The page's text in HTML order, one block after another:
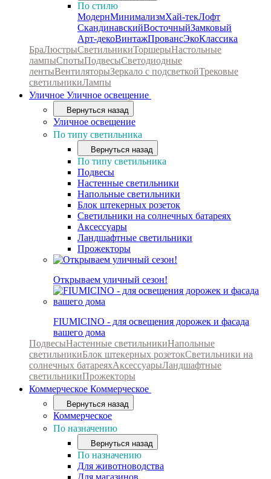
По стилю
МодернМинимализмХай-текЛофт
СкандинавскийВосточныйЗамковый
Арт-декоВинтажПровансЭкоКлассика
БраЛюстрыСветильникиТоршерыНастольные
лампыСпотыПодвесыСветодиодные
лентыВентиляторыЗеркало с подсветкойТрековые
светильникиЛампы
Уличное Уличное освещение
Вернуться назад
Уличное освещение
По типу светильника
Вернуться назад
По типу светильника
Подвесы
Настенные светильники
Напольные светильники
Блок штекерных розеток
Светильники на солнечных батареях
Аксессуары
Ландшафтные светильники
Прожекторы
Открываем уличный сезон!
FIUMICINO - для освещения дорожек и фасада
вашего дома
ПодвесыНастенные светильникиНапольные
светильникиБлок штекерных розетокСветильники на
солнечных батареяхАксессуарыЛандшафтные
светильникиПрожекторы
Коммерческое Коммерческое
Вернуться назад
Коммерческое
По назначению
Вернуться назад
По назначению
Для животноводства
Для магазинов